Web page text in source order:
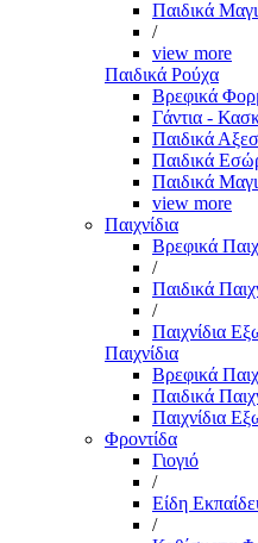
Παιδικά
/
view more
Παιδικά Ρούχα
Βρεφικά
Γάντια -
Παιδικά
Παιδικά
Παιδικά
view more
Παιχνίδια
Βρεφικά
/
Παιδικά
/
Παιχνίδια
Παιχνίδια
Βρεφικά
Παιδικά
Παιχνίδια
Φροντίδα
Γιογιό
/
Είδη
/